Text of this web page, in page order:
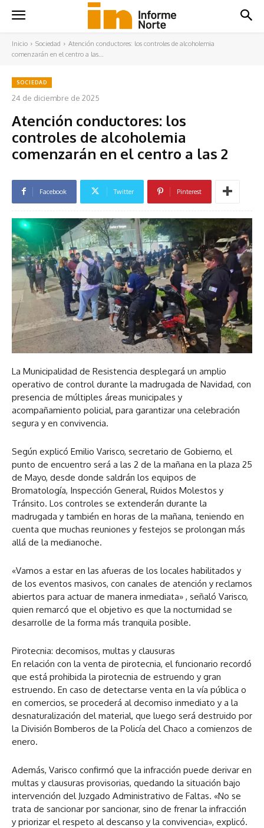
Inicio Sociedad
Atención conductores: los controles de alcoholemia
comenzarán en el centro a las...
SOCIEDAD
24 de diciembre de 2025
Atención conductores: los
controles de alcoholemia
comenzarán en el centro a las 2
Facebook Twitter Pinterest
La Municipalidad de Resistencia desplegará un amplio
operativo de control durante la madrugada de Navidad, con
presencia de múltiples áreas municipales y
acompañamiento policial, para garantizar una celebración
segura y en convivencia.
Según explicó Emilio Varisco, secretario de Gobierno, el
punto de encuentro será a las 2 de la mañana en la plaza 25
de Mayo, desde donde saldrán los equipos de
Bromatología, Inspección General, Ruidos Molestos y
Tránsito. Los controles se extenderán durante la
madrugada y también en horas de la mañana, teniendo en
cuenta que muchas reuniones y festejos se prolongan más
allá de la medianoche.
«Vamos a estar en las afueras de los locales habilitados y
de los eventos masivos, con canales de atención y reclamos
abiertos para actuar de manera inmediata» , señaló Varisco,
quien remarcó que el objetivo es que la nocturnidad se
desarrolle de la forma más tranquila posible.
Pirotecnia: decomisos, multas y clausuras
En relación con la venta de pirotecnia, el funcionario recordó
que está prohibida la pirotecnia de estruendo y gran
estruendo. En caso de detectarse venta en la vía pública o
en comercios, se procederá al decomiso inmediato y a la
desnaturalización del material, que luego será destruido por
la División Bomberos de la Policía del Chaco a comienzos de
enero.
Además, Varisco confirmó que la infracción puede derivar en
multas y clausuras provisorias, quedando la situación bajo
intervención del Juzgado Administrativo de Faltas. «No se
trata de sancionar por sancionar, sino de frenar la infracción
y priorizar el respeto al descanso y la convivencia», explicó.